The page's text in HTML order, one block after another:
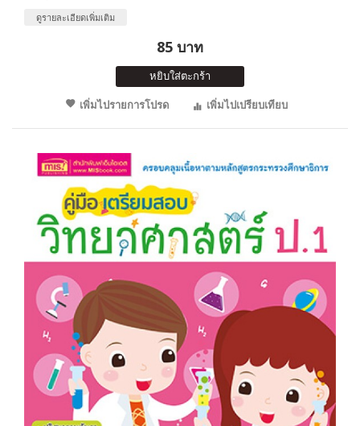
ดูรายละเอียดเพิ่มเติม
85 บาท
หยิบใส่ตะกร้า
เพิ่มไปรายการโปรด
เพิ่มไปเปรียบเทียบ